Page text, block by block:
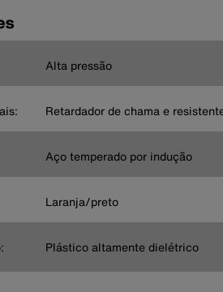
Alta pressão
Retardador de chama e
Aço temperado por indução
Laranja/preto
Plástico altamente dielétrico